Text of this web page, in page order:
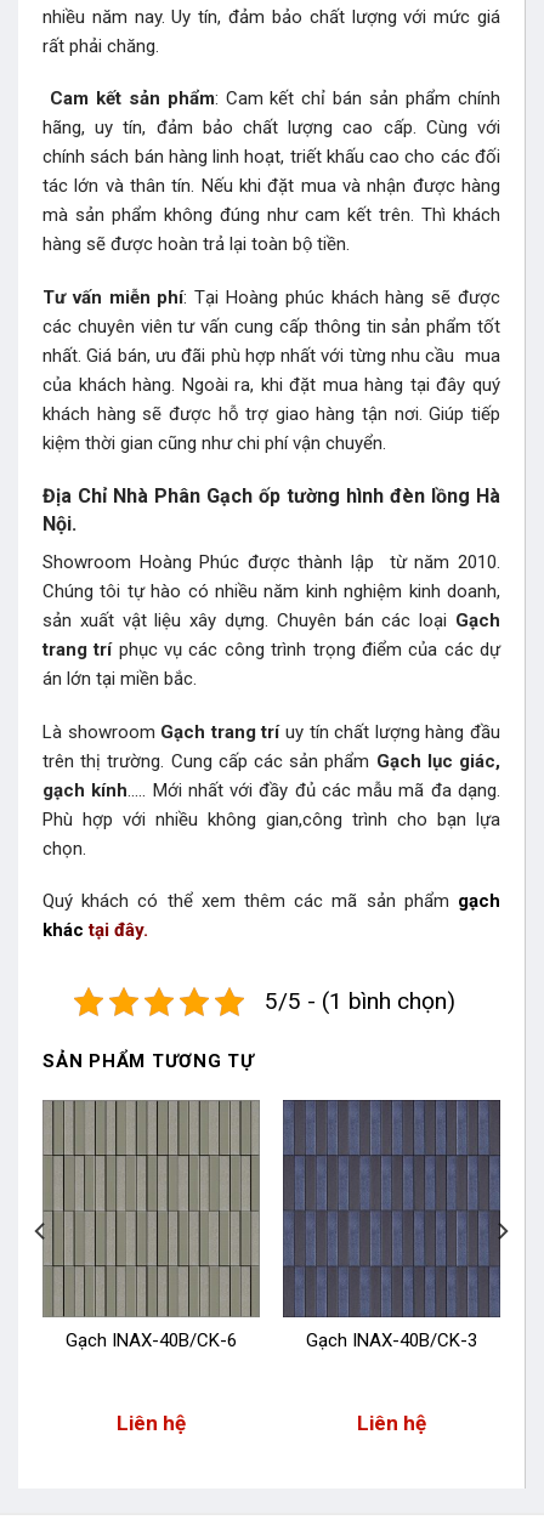
nhiều năm nay. Uy tín, đảm bảo chất lượng với mức giá
rất phải chăng.
Cam kết sản phẩm: Cam kết chỉ bán sản phẩm chính
hãng, uy tín, đảm bảo chất lượng cao cấp. Cùng với
chính sách bán hàng linh hoạt, triết khấu cao cho các đối
tác lớn và thân tín. Nếu khi đặt mua và nhận được hàng
mà sản phẩm không đúng như cam kết trên. Thì khách
hàng sẽ được hoàn trả lại toàn bộ tiền.
Tư vấn miễn phí: Tại Hoàng phúc khách hàng sẽ được
các chuyên viên tư vấn cung cấp thông tin sản phẩm tốt
nhất. Giá bán, ưu đãi phù hợp nhất với từng nhu cầu mua
của khách hàng. Ngoài ra, khi đặt mua hàng tại đây quý
khách hàng sẽ được hỗ trợ giao hàng tận nơi. Giúp tiếp
kiệm thời gian cũng như chi phí vận chuyển.
Địa Chỉ Nhà Phân Gạch ốp tường hình đèn lồng Hà
Nội.
Showroom Hoàng Phúc được thành lập từ năm 2010.
Chúng tôi tự hào có nhiều năm kinh nghiệm kinh doanh,
sản xuất vật liệu xây dựng. Chuyên bán các loại Gạch
trang tríphục vụ các công trình trọng điểm của các dự
án lớn tại miền bắc.
Là showroom Gạch trang tríuy tín chất lượng hàng đầu
trên thị trường. Cung cấp các sản phẩm Gạch lục giác,
gạch kính….. Mới nhất với đầy đủ các mẫu mã đa dạng.
Phù hợp với nhiều không gian,công trình cho bạn lựa
chọn.
Quý khách có thể xem thêm các mã sản phẩm gạch
khác tại đây.
5/5 - (1 bình chọn)
SẢN PHẨM TƯƠNG TỰ
Gạch INAX-40B/CK-6
Liên hệ
Gạch INAX-40B/CK-3
Liên hệ